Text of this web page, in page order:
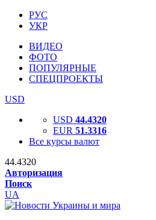
РУС
УКР
ВИДЕО
ФОТО
ПОПУЛЯРНЫЕ
СПЕЦПРОЕКТЫ
USD
USD 44.4320
EUR 51.3316
Все курсы валют
44.4320
Авторизация
Поиск
UA